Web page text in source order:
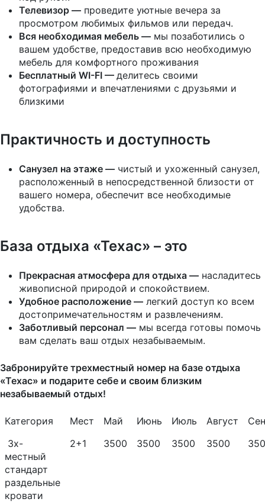
Телевизор — проведите уютные вечера за
просмотром любимых фильмов или передач.
Вся необходимая мебель — мы позаботились о
вашем удобстве, предоставив всю необходимую
мебель для комфортного проживания
Бесплатный WI-FI — делитесь своими
фотографиями и впечатлениями с друзьями и
близкими
Практичность и доступность
Санузел на этаже — чистый и ухоженный санузел,
расположенный в непосредственной близости от
вашего номера, обеспечит все необходимые
удобства.
База отдыха «Техас» – это
Прекрасная атмосфера для отдыха — насладитесь
живописной природой и спокойствием.
Удобное расположение — легкий доступ ко всем
достопримечательностям и развлечениям.
Заботливый персонал — мы всегда готовы помочь
вам сделать ваш отдых незабываемым.
Забронируйте трехместный номер на базе отдыха
«Техас» и подарите себе и своим близким
незабываемый отдых!
Категория Мест Май Июнь Июль Август
3х-
местный
стандарт
раздельные
кровати
2+1 3500 3500 3500 3500